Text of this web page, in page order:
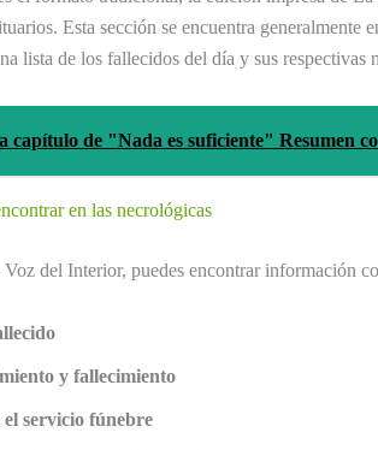
Esta sección se encuentra generalmente
lista de los fallecidos del día y sus respectivas
capítulo de "Nada es suficiente" Resumen
en las necrológicas
del Interior, puedes encontrar información
y fallecimiento
el servicio fúnebre